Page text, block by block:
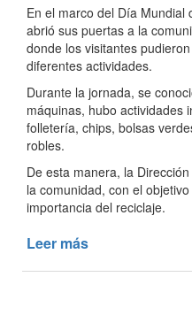
En el marco del Día Mundial
abrió sus puertas a la
donde los visitantes
diferentes actividades.
Durante la jornada, se
máquinas, hubo actividades
folletería, chips, bolsas
robles.
De esta manera, la
la comunidad, con el
importancia del reciclaje.
Leer más